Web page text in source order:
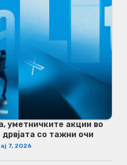
уметничките акции во
дрвјата со тажни очи
7, 2026